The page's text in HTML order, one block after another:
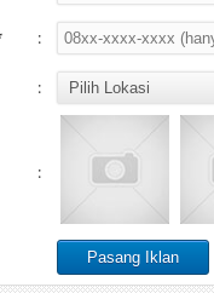
:
:
: